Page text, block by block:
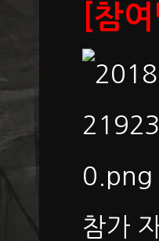
[참여
참가